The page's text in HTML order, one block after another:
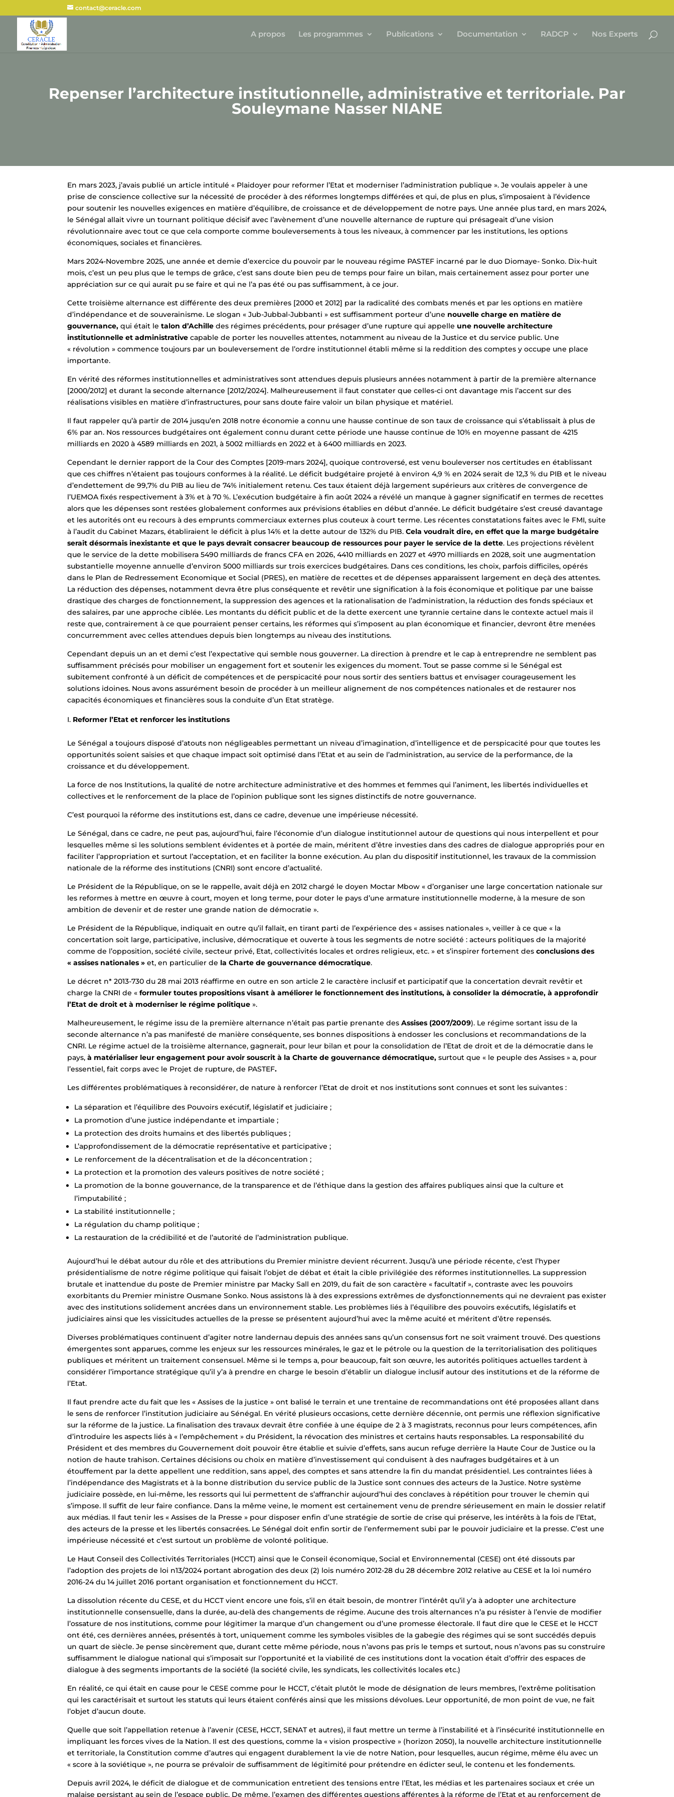
contact@ceracle.com
A propos Les programmes Publications Documentation RADCP Nos Experts
Repenser l’architecture institutionnelle, administrative et territoriale. Par
Souleymane Nasser NIANE
En mars 2023, j’avais publié un article intitulé « Plaidoyer pour reformer l’Etat et moderniser l’administration publique ». Je voulais appeler à une
prise de conscience collective sur la nécessité de procéder à des réformes longtemps différées et qui, de plus en plus, s’imposaient à l’évidence
pour soutenir les nouvelles exigences en matière d’équilibre, de croissance et de développement de notre pays. Une année plus tard, en mars 2024,
le Sénégal allait vivre un tournant politique décisif avec l’avènement d’une nouvelle alternance de rupture qui présageait d’une vision
révolutionnaire avec tout ce que cela comporte comme bouleversements à tous les niveaux, à commencer par les institutions, les options
économiques, sociales et financières.
Mars 2024-Novembre 2025, une année et demie d’exercice du pouvoir par le nouveau régime PASTEF incarné par le duo Diomaye- Sonko. Dix-huit
mois, c’est un peu plus que le temps de grâce, c’est sans doute bien peu de temps pour faire un bilan, mais certainement assez pour porter une
appréciation sur ce qui aurait pu se faire et qui ne l’a pas été ou pas suffisamment, à ce jour.
Cette troisième alternance est différente des deux premières [2000 et 2012] par la radicalité des combats menés et par les options en matière
d’indépendance et de souverainisme. Le slogan « Jub-Jubbal-Jubbanti » est suffisamment porteur d’une nouvelle charge en matière de
gouvernance, qui était letalon d’Achilledes régimes précédents, pour présager d’une rupture qui appelle une nouvelle architecture
institutionnelle et administrative capable de porter les nouvelles attentes, notamment au niveau de la Justice et du service public. Une
« révolution » commence toujours par un bouleversement de l’ordre institutionnel établi même si la reddition des comptes y occupe une place
importante.
En vérité des réformes institutionnelles et administratives sont attendues depuis plusieurs années notamment à partir de la première alternance
[2000/2012] et durant la seconde alternance [2012/2024]. Malheureusement il faut constater que celles-ci ont davantage mis l’accent sur des
réalisations visibles en matière d’infrastructures, pour sans doute faire valoir un bilan physique et matériel.
Il faut rappeler qu’à partir de 2014 jusqu’en 2018 notre économie a connu une hausse continue de son taux de croissance qui s’établissait à plus de
6% par an. Nos ressources budgétaires ont également connu durant cette période une hausse continue de 10% en moyenne passant de 4215
milliards en 2020 à 4589 milliards en 2021, à 5002 milliards en 2022 et à 6400 milliards en 2023.
Cependant le dernier rapport de la Cour des Comptes [2019-mars 2024], quoique controversé, est venu bouleverser nos certitudes en établissant
que ces chiffres n’étaient pas toujours conformes à la réalité. Le déficit budgétaire projeté à environ 4,9 % en 2024 serait de 12,3 % du PIB et le niveau
d’endettement de 99,7% du PIB au lieu de 74% initialement retenu. Ces taux étaient déjà largement supérieurs aux critères de convergence de
l’UEMOA fixés respectivement à 3% et à 70 %. L’exécution budgétaire à fin août 2024 a révélé un manque à gagner significatif en termes de recettes
alors que les dépenses sont restées globalement conformes aux prévisions établies en début d’année. Le déficit budgétaire s’est creusé davantage
et les autorités ont eu recours à des emprunts commerciaux externes plus couteux à court terme. Les récentes constatations faites avec le FMI, suite
à l’audit du Cabinet Mazars, établiraient le déficit à plus 14% et la dette autour de 132% du PIB.Cela voudrait dire, en effet que la marge budgétaire
serait désormais inexistante et que le pays devrait consacrer beaucoup de ressources pour payer le service de la dette. Les projections révèlent
que le service de la dette mobilisera 5490 milliards de francs CFA en 2026, 4410 milliards en 2027 et 4970 milliards en 2028, soit une augmentation
substantielle moyenne annuelle d’environ 5000 milliards sur trois exercices budgétaires. Dans ces conditions, les choix, parfois difficiles, opérés
dans le Plan de Redressement Economique et Social (PRES), en matière de recettes et de dépenses apparaissent largement en deçà des attentes.
La réduction des dépenses, notamment devra être plus conséquente et revêtir une signification à la fois économique et politique par une baisse
drastique des charges de fonctionnement, la suppression des agences et la rationalisation de l’administration, la réduction des fonds spéciaux et
des salaires, par une approche ciblée. Les montants du déficit public et de la dette exercent une tyrannie certaine dans le contexte actuel mais il
reste que, contrairement à ce que pourraient penser certains, les réformes qui s’imposent au plan économique et financier, devront être menées
concurremment avec celles attendues depuis bien longtemps au niveau des institutions.
Cependant depuis un an et demi c’est l’expectative qui semble nous gouverner. La direction à prendre et le cap à entreprendre ne semblent pas
suffisamment précisés pour mobiliser un engagement fort et soutenir les exigences du moment. Tout se passe comme si le Sénégal est
subitement confronté à un déficit de compétences et de perspicacité pour nous sortir des sentiers battus et envisager courageusement les
solutions idoines. Nous avons assurément besoin de procéder à un meilleur alignement de nos compétences nationales et de restaurer nos
capacités économiques et financières sous la conduite d’un Etat stratège.
Reformer l’Etat et renforcer les institutions
Le Sénégal a toujours disposé d’atouts non négligeables permettant un niveau d’imagination, d’intelligence et de perspicacité pour que toutes les
opportunités soient saisies et que chaque impact soit optimisé dans l’Etat et au sein de l’administration, au service de la performance, de la
croissance et du développement.
La force de nos Institutions, la qualité de notre architecture administrative et des hommes et femmes qui l’animent, les libertés individuelles et
collectives et le renforcement de la place de l’opinion publique sont les signes distinctifs de notre gouvernance.
C’est pourquoi la réforme des institutions est, dans ce cadre, devenue une impérieuse nécessité.
Le Sénégal, dans ce cadre, ne peut pas, aujourd’hui, faire l’économie d’un dialogue institutionnel autour de questions qui nous interpellent et pour
lesquelles même si les solutions semblent évidentes et à portée de main, méritent d’être investies dans des cadres de dialogue appropriés pour en
faciliter l’appropriation et surtout l’acceptation, et en faciliter la bonne exécution. Au plan du dispositif institutionnel, les travaux de la commission
nationale de la réforme des institutions (CNRI) sont encore d’actualité.
Le Président de la République, on se le rappelle, avait déjà en 2012 chargé le doyen Moctar Mbow « d’organiser une large concertation nationale sur
les reformes à mettre en œuvre à court, moyen et long terme, pour doter le pays d’une armature institutionnelle moderne, à la mesure de son
ambition de devenir et de rester une grande nation de démocratie ».
Le Président de la République, indiquait en outre qu’il fallait, en tirant parti de l’expérience des « assises nationales », veiller à ce que « la
concertation soit large, participative, inclusive, démocratique et ouverte à tous les segments de notre société : acteurs politiques de la majorité
comme de l’opposition, société civile, secteur privé, Etat, collectivités locales et ordres religieux, etc. » et s’inspirer fortement desconclusions des
« assises nationales » et, en particulier de la Charte de gouvernance démocratique.
Le décret n* 2013-730 du 28 mai 2013 réaffirme en outre en son article 2 le caractère inclusif et participatif que la concertation devrait revêtir et
charge la CNRI de «formuler toutes propositions visant à améliorer le fonctionnement des institutions, à consolider la démocratie, à approfondir
l’Etat de droit et à moderniser le régime politique».
Malheureusement, le régime issu de la première alternance n’était pas partie prenante desAssises (2007/2009). Le régime sortant issu de la
seconde alternance n’a pas manifesté de manière conséquente, ses bonnes dispositions à endosser les conclusions et recommandations de la
CNRI. Le régime actuel de la troisième alternance, gagnerait, pour leur bilan et pour la consolidation de l’Etat de droit et de la démocratie dans le
pays,à matérialiser leur engagement pour avoir souscrit à la Charte de gouvernance démocratique,surtout que « le peuple des Assises » a, pour
l’essentiel, fait corps avec le Projet de rupture, de PASTEF.
Les différentes problématiques à reconsidérer, de nature à renforcer l’Etat de droit et nos institutions sont connues et sont les suivantes :
La séparation et l’équilibre des Pouvoirs exécutif, législatif et judiciaire ;
La promotion d’une justice indépendante et impartiale ;
La protection des droits humains et des libertés publiques ;
L’approfondissement de la démocratie représentative et participative ;
Le renforcement de la décentralisation et de la déconcentration ;
La protection et la promotion des valeurs positives de notre société ;
La promotion de la bonne gouvernance, de la transparence et de l’éthique dans la gestion des affaires publiques ainsi que la culture et
l’imputabilité ;
La stabilité institutionnelle ;
La régulation du champ politique ;
La restauration de la crédibilité et de l’autorité de l’administration publique.
Aujourd’hui le débat autour du rôle et des attributions du Premier ministre devient récurrent. Jusqu’à une période récente, c’est l’hyper
présidentialisme de notre régime politique qui faisait l’objet de débat et était la cible privilégiée des réformes institutionnelles. La suppression
brutale et inattendue du poste de Premier ministre par Macky Sall en 2019, du fait de son caractère « facultatif », contraste avec les pouvoirs
exorbitants du Premier ministre Ousmane Sonko. Nous assistons là à des expressions extrêmes de dysfonctionnements qui ne devraient pas exister
avec des institutions solidement ancrées dans un environnement stable. Les problèmes liés à l’équilibre des pouvoirs exécutifs, législatifs et
judiciaires ainsi que les vissicitudes actuelles de la presse se présentent aujourd’hui avec la même acuité et méritent d’être repensés.
Diverses problématiques continuent d’agiter notre landernau depuis des années sans qu’un consensus fort ne soit vraiment trouvé. Des questions
émergentes sont apparues, comme les enjeux sur les ressources minérales, le gaz et le pétrole ou la question de la territorialisation des politiques
publiques et méritent un traitement consensuel. Même si le temps a, pour beaucoup, fait son œuvre, les autorités politiques actuelles tardent à
considérer l’importance stratégique qu’il y’a à prendre en charge le besoin d’établir un dialogue inclusif autour des institutions et de la réforme de
l’Etat.
Il faut prendre acte du fait que les « Assises de la justice » ont balisé le terrain et une trentaine de recommandations ont été proposées allant dans
le sens de renforcer l’institution judiciaire au Sénégal. En vérité plusieurs occasions, cette dernière décennie, ont permis une réflexion significative
sur la réforme de la justice. La finalisation des travaux devrait être confiée à une équipe de 2 à 3 magistrats, reconnus pour leurs compétences, afin
d’introduire les aspects liés à « l’empêchement » du Président, la révocation des ministres et certains hauts responsables. La responsabilité du
Président et des membres du Gouvernement doit pouvoir être établie et suivie d’effets, sans aucun refuge derrière la Haute Cour de Justice ou la
notion de haute trahison. Certaines décisions ou choix en matière d’investissement qui conduisent à des naufrages budgétaires et à un
étouffement par la dette appellent une reddition, sans appel, des comptes et sans attendre la fin du mandat présidentiel. Les contraintes liées à
l’indépendance des Magistrats et à la bonne distribution du service public de la Justice sont connues des acteurs de la Justice. Notre système
judiciaire possède, en lui-même, les ressorts qui lui permettent de s’affranchir aujourd’hui des conclaves à répétition pour trouver le chemin qui
s’impose. Il suffit de leur faire confiance. Dans la même veine, le moment est certainement venu de prendre sérieusement en main le dossier relatif
aux médias. Il faut tenir les « Assises de la Presse » pour disposer enfin d’une stratégie de sortie de crise qui préserve, les intérêts à la fois de l’Etat,
des acteurs de la presse et les libertés consacrées. Le Sénégal doit enfin sortir de l’enfermement subi par le pouvoir judiciaire et la presse. C’est une
impérieuse nécessité et c’est surtout un problème de volonté politique.
Le Haut Conseil des Collectivités Territoriales (HCCT) ainsi que le Conseil économique, Social et Environnemental (CESE) ont été dissouts par
l’adoption des projets de loi n13/2024 portant abrogation des deux (2) lois numéro 2012-28 du 28 décembre 2012 relative au CESE et la loi numéro
2016-24 du 14 juillet 2016 portant organisation et fonctionnement du HCCT.
La dissolution récente du CESE, et du HCCT vient encore une fois, s’il en était besoin, de montrer l’intérêt qu’il y’a à adopter une architecture
institutionnelle consensuelle, dans la durée, au-delà des changements de régime. Aucune des trois alternances n’a pu résister à l’envie de modifier
l’ossature de nos institutions, comme pour légitimer la marque d’un changement ou d’une promesse électorale. Il faut dire que le CESE et le HCCT
ont été, ces dernières années, présentés à tort, uniquement comme les symboles visibles de la gabegie des régimes qui se sont succédés depuis
un quart de siècle. Je pense sincèrement que, durant cette même période, nous n’avons pas pris le temps et surtout, nous n’avons pas su construire
suffisamment le dialogue national qui s’imposait sur l’opportunité et la viabilité de ces institutions dont la vocation était d’offrir des espaces de
dialogue à des segments importants de la société (la société civile, les syndicats, les collectivités locales etc.)
En réalité, ce qui était en cause pour le CESE comme pour le HCCT, c’était plutôt le mode de désignation de leurs membres, l’extrême politisation
qui les caractérisait et surtout les statuts qui leurs étaient conférés ainsi que les missions dévolues. Leur opportunité, de mon point de vue, ne fait
l’objet d’aucun doute.
Quelle que soit l’appellation retenue à l’avenir (CESE, HCCT, SENAT et autres), il faut mettre un terme à l’instabilité et à l’insécurité institutionnelle en
impliquant les forces vives de la Nation. Il est des questions, comme la « vision prospective » (horizon 2050), la nouvelle architecture institutionnelle
et territoriale, la Constitution comme d’autres qui engagent durablement la vie de notre Nation, pour lesquelles, aucun régime, même élu avec un
« score à la soviétique », ne pourra se prévaloir de suffisamment de légitimité pour prétendre en édicter seul, le contenu et les fondements.
Depuis avril 2024, le déficit de dialogue et de communication entretient des tensions entre l’Etat, les médias et les partenaires sociaux et crée un
malaise persistant au sein de l’espace public. De même, l’examen des différentes questions afférentes à la réforme de l’Etat et au renforcement de